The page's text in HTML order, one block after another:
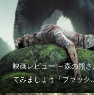
映画レビュー ～森の熊
てみましょう「ブラック